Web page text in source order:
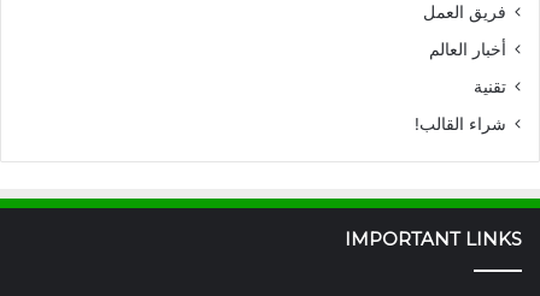
فريق العمل
أخبار العالم
تقنية
شراء القالب!
IMPORTANT LINKS